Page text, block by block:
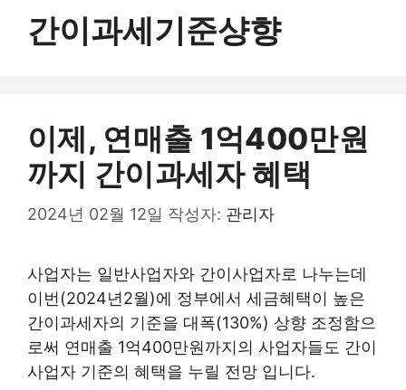
간이과세기준샹향
이제, 연매출 1억400만원
까지 간이과세자 혜택
2024년 02월 12일 작성자: 관리자
사업자는 일반사업자와 간이사업자로 나누는데
이번(2024년2월)에 정부에서 세금혜택이 높은
간이과세자의 기준을 대폭(130%) 상향 조정함으
로써 연매출 1억400만원까지의 사업자들도 간이
사업자 기준의 혜택을 누릴 전망 입니다.